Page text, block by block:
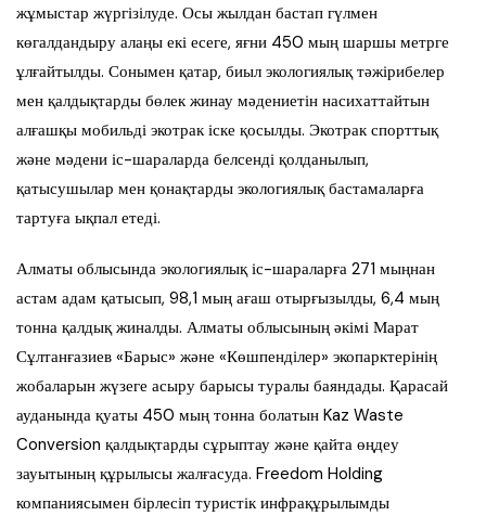
жұмыстар жүргізілуде. Осы жылдан бастап гүлмен
көгалдандыру алаңы екі есеге, яғни 450 мың шаршы метрге
ұлғайтылды. Сонымен қатар, биыл экологиялық тәжірибелер
мен қалдықтарды бөлек жинау мәдениетін насихаттайтын
алғашқы мобильді экотрак іске қосылды. Экотрак спорттық
және мәдени іс-шараларда белсенді қолданылып,
қатысушылар мен қонақтарды экологиялық бастамаларға
тартуға ықпал етеді.
Алматы облысында экологиялық іс-шараларға 271 мыңнан
астам адам қатысып, 98,1 мың ағаш отырғызылды, 6,4 мың
тонна қалдық жиналды. Алматы облысының әкімі Марат
Сұлтанғазиев «Барыс» және «Көшпенділер» экопарктерінің
жобаларын жүзеге асыру барысы туралы баяндады. Қарасай
ауданында қуаты 450 мың тонна болатын Kaz Waste
Conversion қалдықтарды сұрыптау және қайта өңдеу
зауытының құрылысы жалғасуда. Freedom Holding
компаниясымен бірлесіп туристік инфрақұрылымды